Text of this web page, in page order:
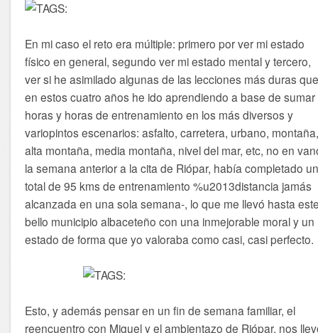
En mi caso el reto era múltiple: primero por ver mi estado
físico en general, segundo ver mi estado mental y tercero,
ver si he asimilado algunas de las lecciones más duras
en estos cuatro años he ido aprendiendo a base de sumar
horas y horas de entrenamiento en los más diversos y
variopintos escenarios: asfalto, carretera, urbano,
alta montaña, media montaña, nivel del mar, etc, no en
la semana anterior a la cita de Riópar, había completado
total de 95 kms de entrenamiento %u2013distancia jamás
alcanzada en una sola semana-, lo que me llevó hasta
bello municipio albaceteño con una inmejorable moral y un
estado de forma que yo valoraba como casi, casi perfecto.
Esto, y además pensar en un fin de semana familiar, el
reencuentro con Miguel y el ambientazo de Riópar, nos